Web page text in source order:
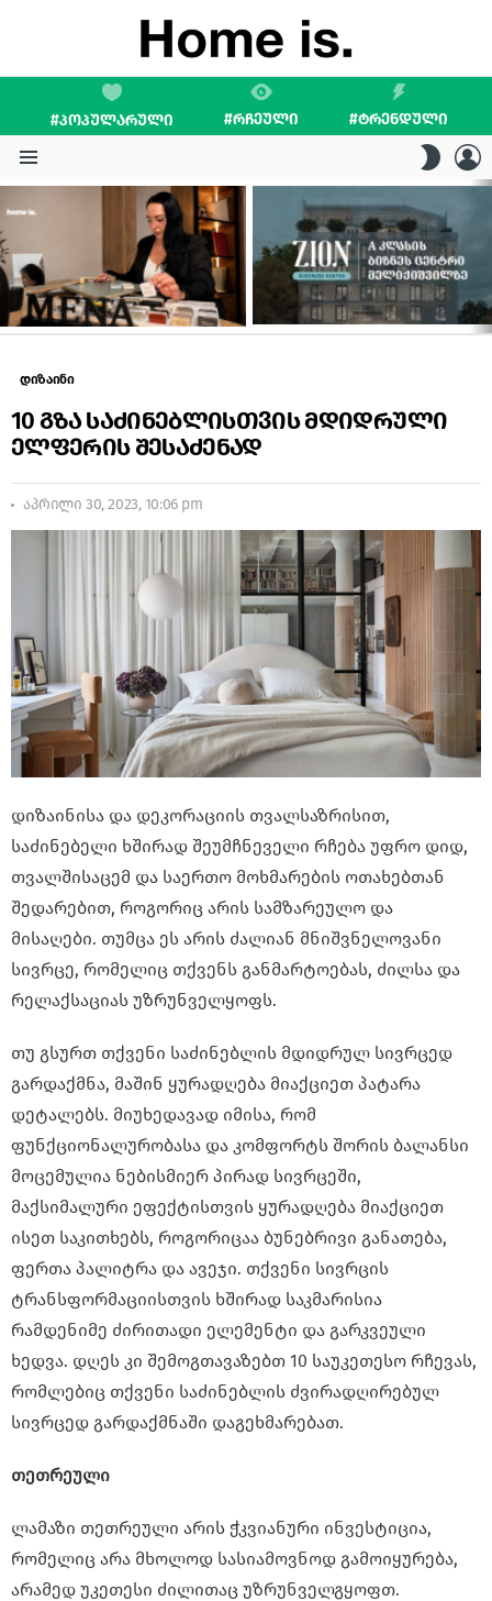
#ᲞᲝᲞᲣᲚᲐᲠᲣᲚᲘ #ᲠᲩᲔᲣᲚᲘ #ᲢᲠᲔᲜᲓᲣᲚᲘ
SKIN
STORIES
დიზაინი
10 გზა საძინებლისთვის მდიდრული
ელფერის შესაძენად
აპრილი 30, 2023, 10:06 pm
დიზაინისა და დეკორაციის თვალსაზრისით,
საძინებელი ხშირად შეუმჩნეველი რჩება უფრო დიდ,
თვალშისაცემ და საერთო მოხმარების ოთახებთან
შედარებით, როგორიც არის სამზარეულო და
მისაღები. თუმცა ეს არის ძალიან მნიშვნელოვანი
სივრცე, რომელიც თქვენს განმარტოებას, ძილსა და
რელაქსაციას უზრუნველყოფს.
თუ გსურთ თქვენი საძინებლის მდიდრულ სივრცედ
გარდაქმნა, მაშინ ყურადღება მიაქციეთ პატარა
დეტალებს. მიუხედავად იმისა, რომ
ფუნქციონალურობასა და კომფორტს შორის ბალანსი
მოცემულია ნებისმიერ პირად სივრცეში,
მაქსიმალური ეფექტისთვის ყურადღება მიაქციეთ
ისეთ საკითხებს, როგორიცაა ბუნებრივი განათება,
ფერთა პალიტრა და ავეჯი. თქვენი სივრცის
ტრანსფორმაციისთვის ხშირად საკმარისია
რამდენიმე ძირითადი ელემენტი და გარკვეული
ხედვა. დღეს კი შემოგთავაზებთ 10 საუკეთესო რჩევას,
რომლებიც თქვენი საძინებლის ძვირადღირებულ
სივრცედ გარდაქმნაში დაგეხმარებათ.
თეთრეული
ლამაზი თეთრეული არის ჭკვიანური ინვესტიცია,
რომელიც არა მხოლოდ სასიამოვნოდ გამოიყურება,
არამედ უკეთესი ძილითაც უზრუნველგყოფთ.